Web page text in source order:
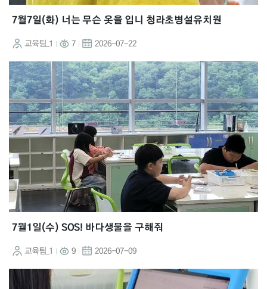
7월7일(화) 너는 무슨 옷을 입니 청라초병설유치원
교육팀_1 7 2026-07-22
7월1일(수) SOS! 바다생물을 구해줘
교육팀_1 9 2026-07-09